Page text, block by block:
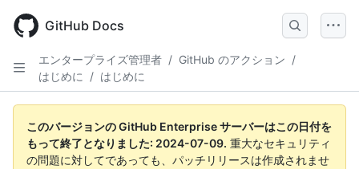
main
GitHub Docs
エンタープライズ管理者 / GitHub のアクション /
はじめに
/ はじめに
このバージョンの GitHub Enterprise サーバーはこの日付を
もって終了となりました: 2024-07-09. 重大なセキュリティ
の問題に対してであっても、パッチリリースは作成されませ